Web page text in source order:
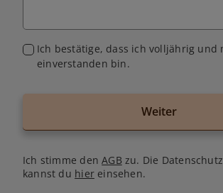
Ich bestätige, dass ich volljährig und
einverstanden bin.
Weiter
Ich stimme denAGB zu. Die
kannst du hiereinsehen.